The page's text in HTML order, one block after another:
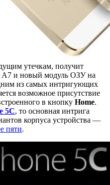
утечкам, получит
А7 и новый модуль ОЗУ на
из самых интригующих
возможное присутствие
в кнопку Home.
5C, то основная интрига
корпуса устройства —
пяти.